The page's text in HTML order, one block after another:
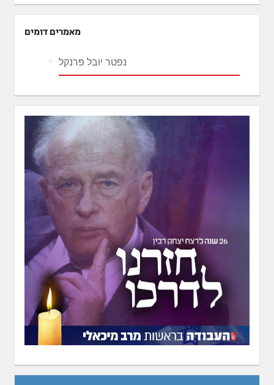
מאמרים דומים
נפטר יובל פרנקל